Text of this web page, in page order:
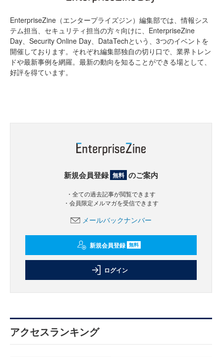
EnterpriseZine（エンタープライズジン）編集部では、情報シス
テム担当、セキュリティ担当の方々向けに、EnterpriseZine
Day、Security Online Day、DataTechという、3つのイベントを
開催しております。それぞれ編集部独自の切り口で、業界トレン
ドや最新事例を網羅。最新の動向を知ることができる場として、
好評を得ています。
新規会員登録 無料 のご案内
・全ての過去記事が閲覧できます
・会員限定メルマガを受信できます
メールバックナンバー
新規会員登録 無料
ログイン
アクセスランキング